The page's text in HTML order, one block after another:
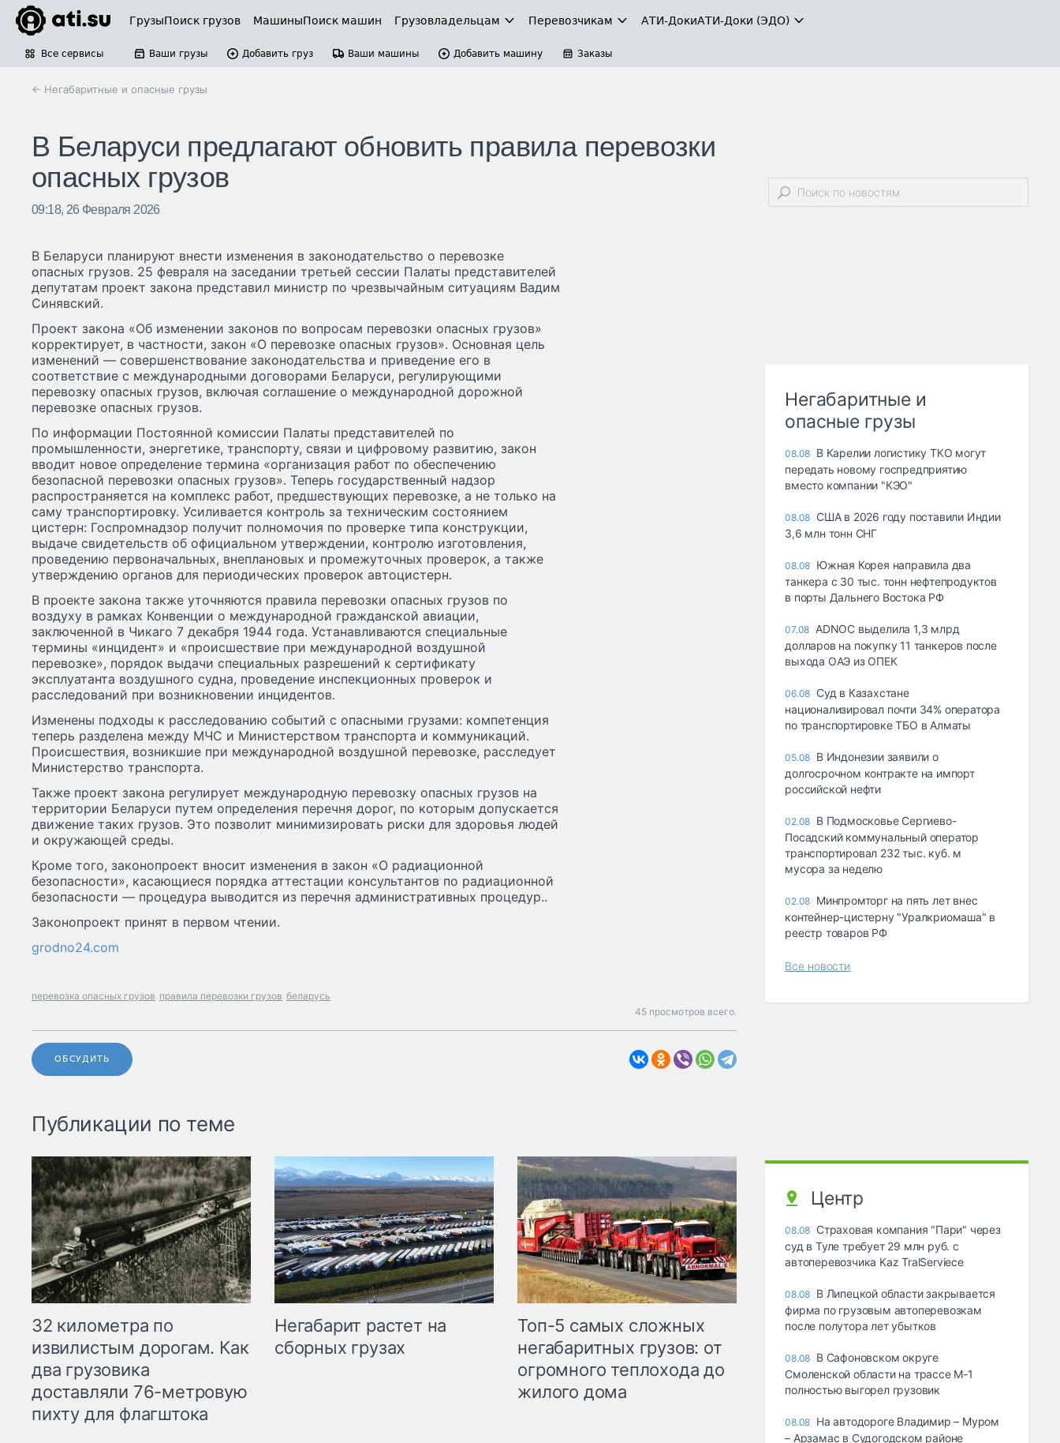
ГрузыПоиск грузов МашиныПоиск машин Грузовладельцам Перевозчикам АТИ-ДокиАТИ-Доки (ЭДО)
Все сервисы Ваши грузы Добавить груз Ваши машины Добавить машину Заказы
← Негабаритные и опасные грузы
В Беларуси предлагают обновить правила перевозки
опасных грузов
09:18, 26 Февраля 2026
В Беларуси планируют внести изменения в законодательство о перевозке
опасных грузов. 25 февраля на заседании третьей сессии Палаты представителей
депутатам проект закона представил министр по чрезвычайным ситуациям Вадим
Синявский.
Проект закона «Об изменении законов по вопросам перевозки опасных грузов»
корректирует, в частности, закон «О перевозке опасных грузов». Основная цель
изменений — совершенствование законодательства и приведение его в
соответствие с международными договорами Беларуси, регулирующими
перевозку опасных грузов, включая соглашение о международной дорожной
перевозке опасных грузов.
По информации Постоянной комиссии Палаты представителей по
промышленности, энергетике, транспорту, связи и цифровому развитию, закон
вводит новое определение термина «организация работ по обеспечению
безопасной перевозки опасных грузов». Теперь государственный надзор
распространяется на комплекс работ, предшествующих перевозке, а не только на
саму транспортировку. Усиливается контроль за техническим состоянием
цистерн: Госпромнадзор получит полномочия по проверке типа конструкции,
выдаче свидетельств об официальном утверждении, контролю изготовления,
проведению первоначальных, внеплановых и промежуточных проверок, а также
утверждению органов для периодических проверок автоцистерн.
В проекте закона также уточняются правила перевозки опасных грузов по
воздуху в рамках Конвенции о международной гражданской авиации,
заключенной в Чикаго 7 декабря 1944 года. Устанавливаются специальные
термины «инцидент» и «происшествие при международной воздушной
перевозке», порядок выдачи специальных разрешений к сертификату
эксплуатанта воздушного судна, проведение инспекционных проверок и
расследований при возникновении инцидентов.
Изменены подходы к расследованию событий с опасными грузами: компетенция
теперь разделена между МЧС и Министерством транспорта и коммуникаций.
Происшествия, возникшие при международной воздушной перевозке, расследует
Министерство транспорта.
Также проект закона регулирует международную перевозку опасных грузов на
территории Беларуси путем определения перечня дорог, по которым допускается
движение таких грузов. Это позволит минимизировать риски для здоровья людей
и окружающей среды.
Кроме того, законопроект вносит изменения в закон «О радиационной
безопасности», касающиеся порядка аттестации консультантов по радиационной
безопасности — процедура выводится из перечня административных процедур..
Законопроект принят в первом чтении.
grodno24.com
перевозка опасных грузов правила перевозки грузов беларусь
45 просмотров всего.
ОБСУДИТЬ
Публикации по теме
32 километра по
извилистым дорогам. Как
два грузовика
доставляли 76-метровую
пихту для флагштока
Негабарит растет на
сборных грузах
Топ-5 самых сложных
негабаритных грузов: от
огромного теплохода до
жилого дома
Негабаритные и
опасные грузы
08.08 В Карелии логистику ТКО могут
передать новому госпредприятию
вместо компании "КЭО"
08.08 США в 2026 году поставили Индии
3,6 млн тонн СНГ
08.08 Южная Корея направила два
танкера с 30 тыс. тонн нефтепродуктов
в порты Дальнего Востока РФ
07.08 ADNOC выделила 1,3 млрд
долларов на покупку 11 танкеров после
выхода ОАЭ из ОПЕК
06.08 Суд в Казахстане
национализировал почти 34% оператора
по транспортировке ТБО в Алматы
05.08 В Индонезии заявили о
долгосрочном контракте на импорт
российской нефти
02.08 В Подмосковье Сергиево-
Посадский коммунальный оператор
транспортировал 232 тыс. куб. м
мусора за неделю
02.08 Минпромторг на пять лет внес
контейнер-цистерну "Уралкриомаша" в
реестр товаров РФ
Все новости
Центр
08.08 Страховая компания "Пари" через
суд в Туле требует 29 млн руб. с
автоперевозчика Kaz TralServiece
08.08 В Липецкой области закрывается
фирма по грузовым автоперевозкам
после полутора лет убытков
08.08 В Сафоновском округе
Смоленской области на трассе М-1
полностью выгорел грузовик
08.08 На автодороге Владимир – Муром
– Арзамас в Судогодском районе